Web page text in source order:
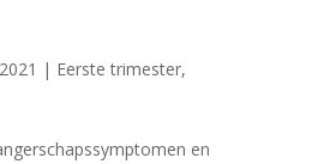
| Eerste trimester,
en